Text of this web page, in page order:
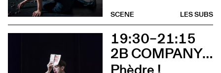
LES SUBS
SCENE
19:30–21:15
2B COMPANY - FRANÇOIS GREMAUD